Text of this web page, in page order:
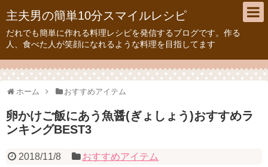
主夫男の簡単10分スマイルレシピ
だれでも簡単に作れる料理レシピを発信するブログです。作る
人、食べた人が笑顔になれるような料理を目指してます
ホーム おすすめアイテム
卵かけご飯にあう魚醤(ぎょしょう)おすすめラ
ンキングBEST3
2018/11/8 おすすめアイテム